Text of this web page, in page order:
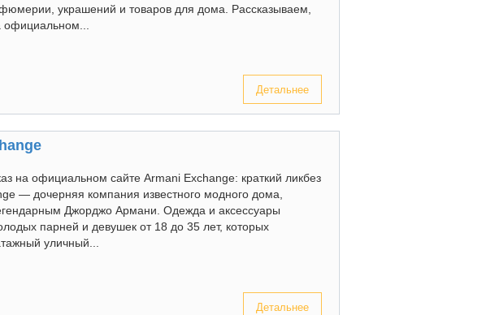
украшений и товаров для дома. Рассказываем,
официальном...
Детальнее
на официальном сайте Armani Exchange: краткий ликбез
— дочерняя компания известного модного дома,
Джорджо Армани. Одежда и аксессуары
парней и девушек от 18 до 35 лет, которых
уличный...
Детальнее